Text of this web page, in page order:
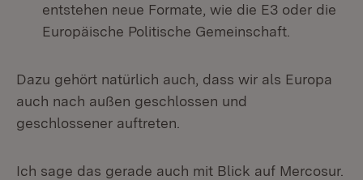
entstehen neue Formate, wie die E3 oder die
Europäische Politische Gemeinschaft.
Dazu gehört natürlich auch, dass wir als Europa
auch nach außen geschlossen und
geschlossener auftreten.
Ich sage das gerade auch mit Blick auf Mercosur.